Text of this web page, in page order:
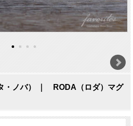
・ノバ） ｜ RODA（ロダ）マグ